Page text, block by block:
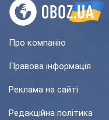
Про компанію
Правова інформація
Реклама на сайті
Редакційна політика